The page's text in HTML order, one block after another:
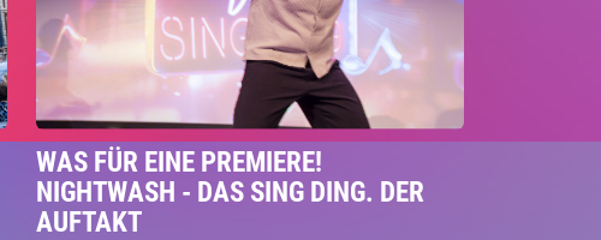
WAS FÜR EINE PREMIERE!
NIGHTWASH - DAS SING DING. DER
AUFTAKT